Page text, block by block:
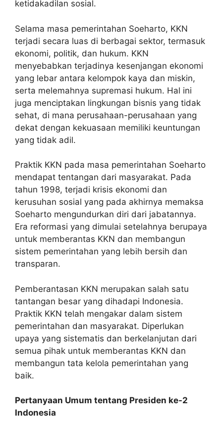
ketidakadilan sosial.
Selama masa pemerintahan Soeharto, KKN
terjadi secara luas di berbagai sektor, termasuk
ekonomi, politik, dan hukum. KKN
menyebabkan terjadinya kesenjangan ekonomi
yang lebar antara kelompok kaya dan miskin,
serta melemahnya supremasi hukum. Hal ini
juga menciptakan lingkungan bisnis yang tidak
sehat, di mana perusahaan-perusahaan yang
dekat dengan kekuasaan memiliki keuntungan
yang tidak adil.
Praktik KKN pada masa pemerintahan Soeharto
mendapat tentangan dari masyarakat. Pada
tahun 1998, terjadi krisis ekonomi dan
kerusuhan sosial yang pada akhirnya memaksa
Soeharto mengundurkan diri dari jabatannya.
Era reformasi yang dimulai setelahnya berupaya
untuk memberantas KKN dan membangun
sistem pemerintahan yang lebih bersih dan
transparan.
Pemberantasan KKN merupakan salah satu
tantangan besar yang dihadapi Indonesia.
Praktik KKN telah mengakar dalam sistem
pemerintahan dan masyarakat. Diperlukan
upaya yang sistematis dan berkelanjutan dari
semua pihak untuk memberantas KKN dan
membangun tata kelola pemerintahan yang
baik.
Pertanyaan Umum tentang Presiden ke-2
Indonesia